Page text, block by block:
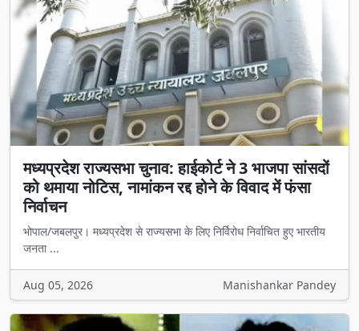
मध्यप्रदेश राज्यसभा चुनाव: हाईकोर्ट ने 3 भाजपा सांसदों
को थमाया नोटिस, नामांकन रद्द होने के विवाद में फंसा
निर्वाचन
भोपाल/जबलपुर। मध्यप्रदेश से राज्यसभा के लिए निर्विरोध निर्वाचित हुए भारतीय
जनता ...
Aug 05, 2026 Manishankar Pandey